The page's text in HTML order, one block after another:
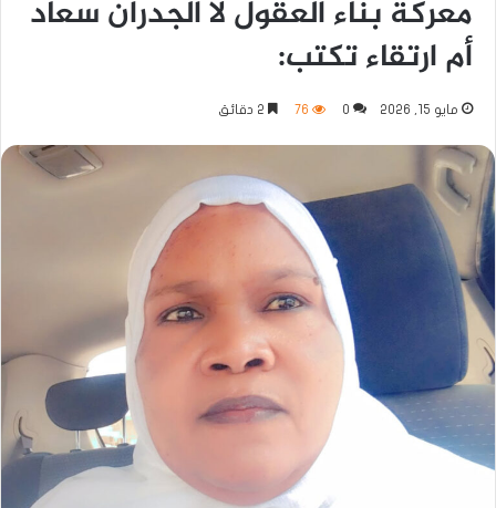
معركة بناء العقول لا الجدران سعاد
أم ارتقاء تكتب:
مايو 15, 2026 0
76